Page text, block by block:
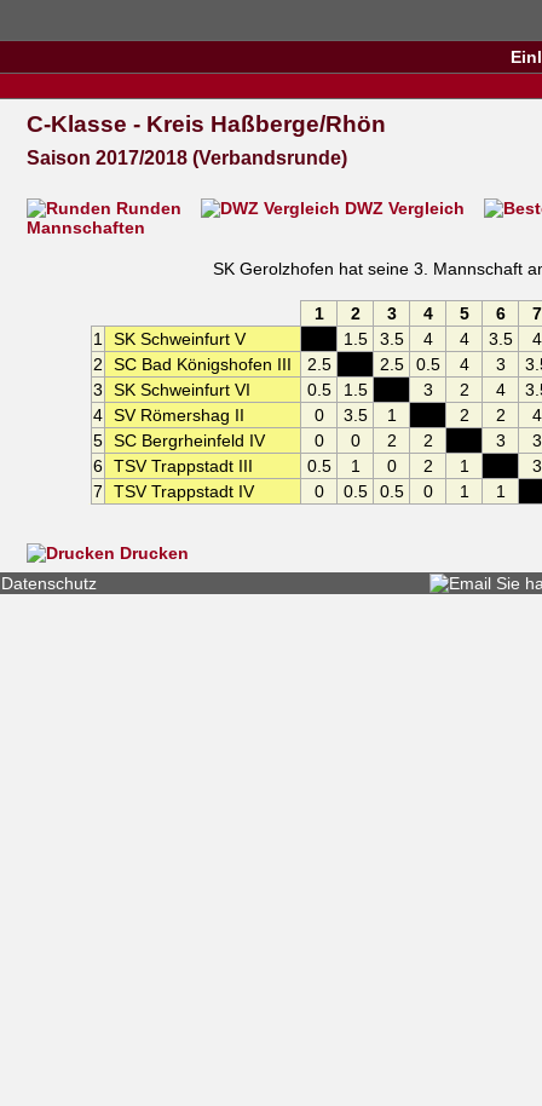
C-Klasse - Kreis Haßberge/Rhön
Saison 2017/2018 (Verbandsrunde)
Runden
DWZ Vergleich
Mannschaften
SK Gerolzhofen hat seine 3. Mannschaft
1 2 3 4 5 6
7
1
SK Schweinfurt V 1.5 3.5 4 4 3.5
4
2
SC Bad Königshofen III 2.5 2.5 0.5 4 3
3
SK Schweinfurt VI 0.5 1.5 3 2 4
4 SV Römershag II 0 3.5 1 2 2
4
5 SC Bergrheinfeld IV 0 0 2 2 3
3
6 TSV Trappstadt III 0.5 1 0 2 1
3
7
TSV Trappstadt IV 0 0.5 0.5 0 1 1
Drucken
Datenschutz
Sie